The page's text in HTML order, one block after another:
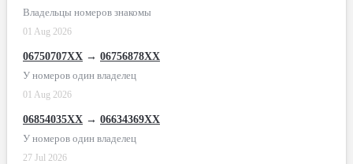
Владельцы номеров знакомы
01 Aug 2026
06750707XX → 06756878XX
У номеров один владелец
01 Aug 2026
06854035XX → 06634369XX
У номеров один владелец
27 Jul 2026